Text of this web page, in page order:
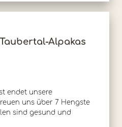
Alpakas
endet unsere
uns über 7 Hengste
sind gesund und